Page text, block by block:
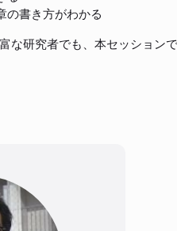
の書き方がわかる
な研究者でも、本セッション